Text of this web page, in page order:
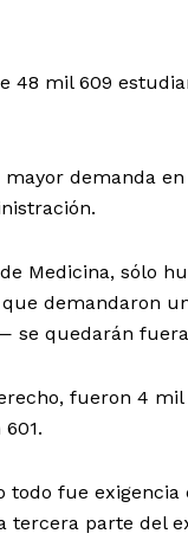
48 mil 609
mayor demanda
Medicina, sólo
que demandaron
se quedarán
fueron 4
todo fue
tercera parte del